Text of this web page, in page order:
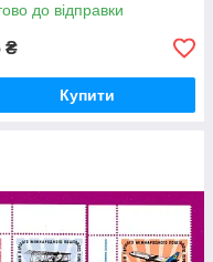
до відправки
₴
Купити